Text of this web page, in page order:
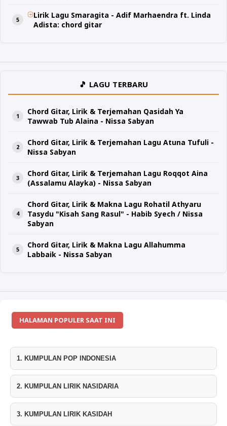
Lirik Lagu Smaragita - Adif Marhaendra ft. Linda
Adista: chord gitar
🎵 LAGU TERBARU
Chord Gitar, Lirik & Terjemahan Qasidah Ya
Tawwab Tub Alaina - Nissa Sabyan
Chord Gitar, Lirik & Terjemahan Lagu Atuna Tufuli -
Nissa Sabyan
Chord Gitar, Lirik & Terjemahan Lagu Roqqot Aina
(Assalamu Alayka) - Nissa Sabyan
Chord Gitar, Lirik & Makna Lagu Rohatil Athyaru
Tasydu "Kisah Sang Rasul" - Habib Syech / Nissa
Sabyan
Chord Gitar, Lirik & Makna Lagu Allahumma
Labbaik - Nissa Sabyan
HALAMAN POPULER SAAT INI
1. KUMPULAN POP INDONESIA
2. KUMPULAN LIRIK NASIDARIA
3. KUMPULAN LIRIK KASIDAH